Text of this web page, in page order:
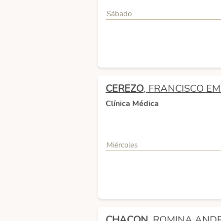
Sábado
CEREZO, FRANCISCO
Clínica Médica
Miércoles